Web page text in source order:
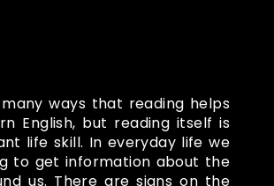
ways that reading helps
English, but reading itself is
life skill. In everyday life we
to get information about the
us. There are signs on the